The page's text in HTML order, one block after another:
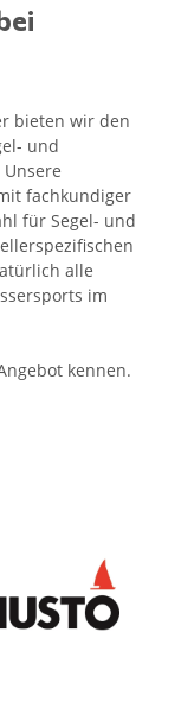
bieten wir den
und
fachkundiger
für Segel- und
alle
im
kennen.